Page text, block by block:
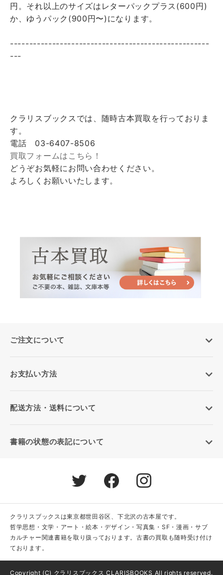
円。それ以上のサイズはレターパックプラス(600円)
か、ゆうパック(900円〜)になります。
----------------------------------------------------
---
クラリスブックスでは、随時古本買取を行っておりま
す。
電話 03-6407-8506
買取フォームはこちら！
どうぞお気軽にお問い合わせください。
よろしくお願いいたします。
ご注文について
お支払い方法
配送方法・送料について
書籍の状態の表記について
クラリスブックスは東京都世田谷区、下北沢の古本屋です。
哲学思想・文学・アート・絵本・デザイン・写真集・SF・漫画・サブ
カルチャー関連書籍を取り扱っております。古書の買取も随時受け付け
ております。
Copyright (C) クラリスブックス CLARISBOOKS All rights reserved.